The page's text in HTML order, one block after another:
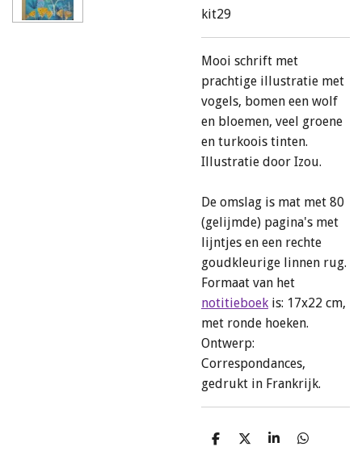
kit29
Mooi schrift met
prachtige illustratie met
vogels, bomen een wolf
en bloemen, veel groene
en turkoois tinten.
Illustratie door Izou.
De omslag is mat met 80
(gelijmde) pagina's met
lijntjes en een rechte
goudkleurige linnen rug.
Formaat van het
notitieboek is: 17x22 cm,
met ronde hoeken.
Ontwerp:
Correspondances,
gedrukt in Frankrijk.
D
D
S
D